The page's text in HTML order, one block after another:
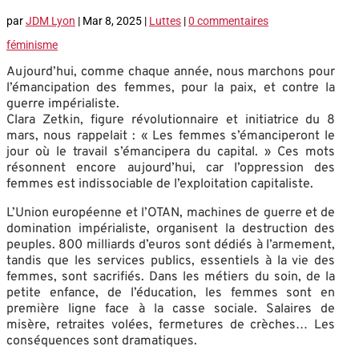
parJDM Lyon | Mar 8, 2025 | Luttes |0 commentaires
féminisme
Aujourd’hui, comme chaque année, nous marchons pour
l’émancipation des femmes, pour la paix, et contre la
guerre impérialiste.
Clara Zetkin, figure révolutionnaire et initiatrice du 8
mars, nous rappelait : « Les femmes s’émanciperont le
jour où le travail s’émancipera du capital. » Ces mots
résonnent encore aujourd’hui, car l’oppression des
femmes est indissociable de l’exploitation capitaliste.
L’Union européenne et l’OTAN, machines de guerre et de
domination impérialiste, organisent la destruction des
peuples. 800 milliards d’euros sont dédiés à l’armement,
tandis que les services publics, essentiels à la vie des
femmes, sont sacrifiés. Dans les métiers du soin, de la
petite enfance, de l’éducation, les femmes sont en
première ligne face à la casse sociale. Salaires de
misère, retraites volées, fermetures de crèches… Les
conséquences sont dramatiques.